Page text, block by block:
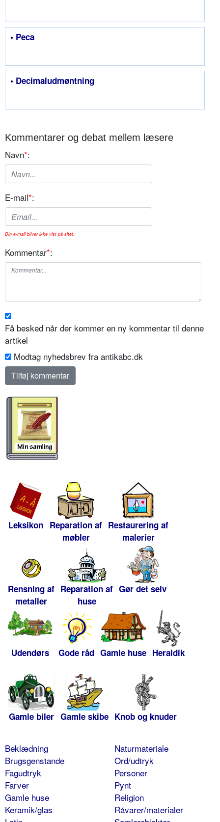
• Peca
• Decimaludmøntning
Kommentarer og debat mellem læsere
Navn*:
E-mail*:
Din e-mail bliver ikke vist på sitet.
Kommentar*:
Få besked når der kommer en ny kommentar til denne
artikel
Modtag nyhedsbrev fra antikabc.dk
Leksikon Reparation af
møbler
Restaurering af
malerier
Rensning af
metaller
Reparation af
huse
Gør det selv
Udendørs Gode råd Gamle huse Heraldik
Gamle biler Gamle skibe Knob og knuder
Beklædning
Brugsgenstande
Fagudtryk
Farver
Gamle huse
Keramik/glas
Naturmateriale
Ord/udtryk
Personer
Pynt
Religion
Råvarer/materialer